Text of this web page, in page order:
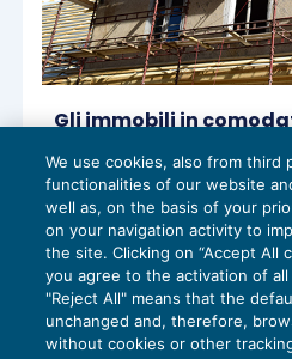
Gli immobili in
IMPOSTE SUL REDDITO19/04/
diLaura Mazzola
1 2 3 4 5
We use cookies, also from third
functionalities of our website
well as, on the basis of your
on your navigation activity to
the site. Clicking on “Accept All
you agree to the activation of
"Reject All" means that the
unchanged and, therefore,
without cookies or other